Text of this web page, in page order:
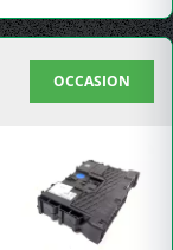
OCCASION